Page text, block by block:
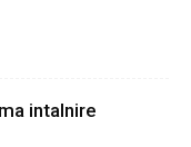
intalnire